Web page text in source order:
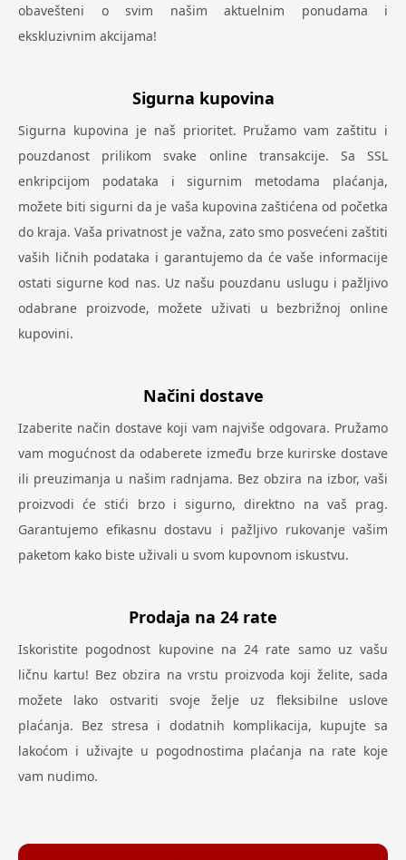
obavešteni o svim našim aktuelnim ponudama i
ekskluzivnim akcijama!
Sigurna kupovina
Sigurna kupovina je naš prioritet. Pružamo vam zaštitu i
pouzdanost prilikom svake online transakcije. Sa SSL
enkripcijom podataka i sigurnim metodama plaćanja,
možete biti sigurni da je vaša kupovina zaštićena od početka
do kraja. Vaša privatnost je važna, zato smo posvećeni zaštiti
vaših ličnih podataka i garantujemo da će vaše informacije
ostati sigurne kod nas. Uz našu pouzdanu uslugu i pažljivo
odabrane proizvode, možete uživati u bezbrižnoj online
kupovini.
Načini dostave
Izaberite način dostave koji vam najviše odgovara. Pružamo
vam mogućnost da odaberete između brze kurirske dostave
ili preuzimanja u našim radnjama. Bez obzira na izbor, vaši
proizvodi će stići brzo i sigurno, direktno na vaš prag.
Garantujemo efikasnu dostavu i pažljivo rukovanje vašim
paketom kako biste uživali u svom kupovnom iskustvu.
Prodaja na 24 rate
Iskoristite pogodnost kupovine na 24 rate samo uz vašu
ličnu kartu! Bez obzira na vrstu proizvoda koji želite, sada
možete lako ostvariti svoje želje uz fleksibilne uslove
plaćanja. Bez stresa i dodatnih komplikacija, kupujte sa
lakoćom i uživajte u pogodnostima plaćanja na rate koje
vam nudimo.